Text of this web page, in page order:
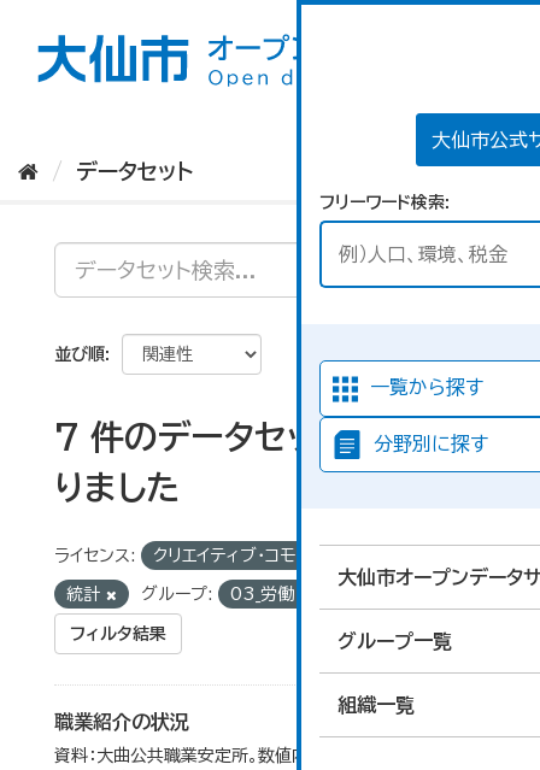
大仙市公式
フリーワード検索
一覧から探す
分野別に探す
大仙市オープンデータ
グループ一覧
組織一覧
データセット
並び順
7 件のデータセットが見つか
りました
ライセンス: クリエイティブ・コモンズ 表示
統計 グループ: 03_労働・賃金
フィルタ結果
職業紹介の状況
資料：大曲公共職業安定所。数値内の就職率は（就職者/新